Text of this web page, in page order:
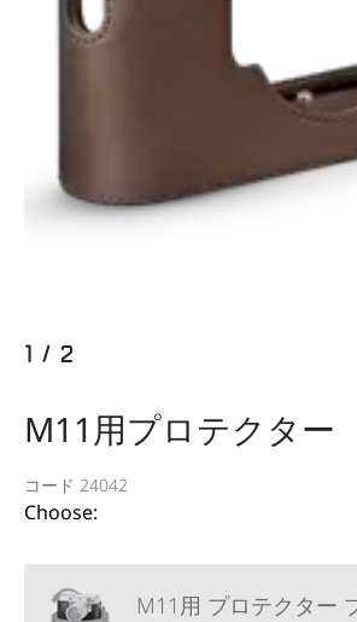
1 / 2
M11用プロテクター
コード 24042
Choose:
M11用 プロテクター